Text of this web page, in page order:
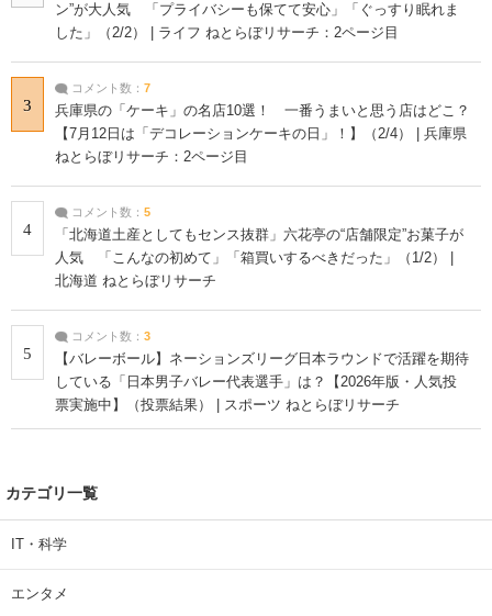
ン”が大人気 「プライバシーも保てて安心」「ぐっすり眠れま
した」（2/2） | ライフ ねとらぼリサーチ：2ページ目
3
コメント数： 7
兵庫県の「ケーキ」の名店10選！ 一番うまいと思う店はどこ？
【7月12日は「デコレーションケーキの日」！】（2/4） | 兵庫県
ねとらぼリサーチ：2ページ目
4
コメント数： 5
「北海道土産としてもセンス抜群」六花亭の“店舗限定”お菓子が
人気 「こんなの初めて」「箱買いするべきだった」（1/2） |
北海道 ねとらぼリサーチ
5
コメント数： 3
【バレーボール】ネーションズリーグ日本ラウンドで活躍を期待
している「日本男子バレー代表選手」は？【2026年版・人気投
票実施中】（投票結果） | スポーツ ねとらぼリサーチ
カテゴリ一覧
IT・科学
エンタメ